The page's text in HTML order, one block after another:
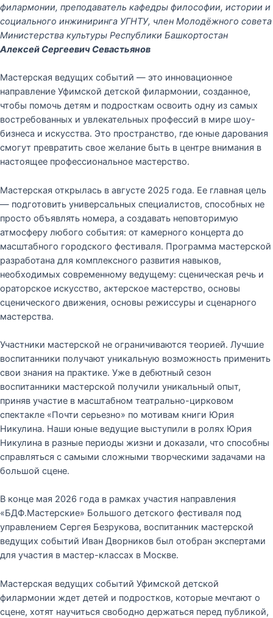
филармонии, преподаватель кафедры философии, истории и
социального инжиниринга УГНТУ, член Молодёжного совета
Министерства культуры Республики Башкортостан
Алексей Сергеевич Севастьянов
Мастерская ведущих событий — это инновационное
направление Уфимской детской филармонии, созданное,
чтобы помочь детям и подросткам освоить одну из самых
востребованных и увлекательных профессий в мире шоу-
бизнеса и искусства. Это пространство, где юные дарования
смогут превратить свое желание быть в центре внимания в
настоящее профессиональное мастерство.
Мастерская открылась в августе 2025 года. Ее главная цель
— подготовить универсальных специалистов, способных не
просто объявлять номера, а создавать неповторимую
атмосферу любого события: от камерного концерта до
масштабного городского фестиваля. Программа мастерской
разработана для комплексного развития навыков,
необходимых современному ведущему: сценическая речь и
ораторское искусство, актерское мастерство, основы
сценического движения, основы режиссуры и сценарного
мастерства.
Участники мастерской не ограничиваются теорией. Лучшие
воспитанники получают уникальную возможность применить
свои знания на практике. Уже в дебютный сезон
воспитанники мастерской получили уникальный опыт,
приняв участие в масштабном театрально-цирковом
спектакле «Почти серьезно» по мотивам книги Юрия
Никулина. Наши юные ведущие выступили в ролях Юрия
Никулина в разные периоды жизни и доказали, что способны
справляться с самыми сложными творческими задачами на
большой сцене.
В конце мая 2026 года в рамках участия направления
«БДФ.Мастерские» Большого детского фестиваля под
управлением Сергея Безрукова, воспитанник мастерской
ведущих событий Иван Дворников был отобран экспертами
для участия в мастер-классах в Москве.
Мастерская ведущих событий Уфимской детской
филармонии ждет детей и подростков, которые мечтают о
сцене, хотят научиться свободно держаться перед публикой,